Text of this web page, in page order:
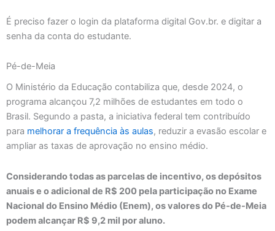
É preciso fazer o login da plataforma digital Gov.br. e digitar a
senha da conta do estudante.
Pé-de-Meia
O Ministério da Educação contabiliza que, desde 2024, o
programa alcançou 7,2 milhões de estudantes em todo o
Brasil. Segundo a pasta, a iniciativa federal tem contribuído
para melhorar a frequência às aulas, reduzir a evasão escolar e
ampliar as taxas de aprovação no ensino médio.
Considerando todas as parcelas de incentivo, os depósitos
anuais e o adicional de R$ 200 pela participação no Exame
Nacional do Ensino Médio (Enem), os valores do Pé-de-Meia
podem alcançar R$ 9,2 mil por aluno.